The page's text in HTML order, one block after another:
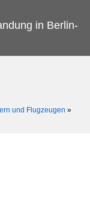
in Berlin-
und Flugzeugen »